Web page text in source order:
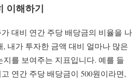
이해하기
대비 연간 주당 배당금의 비율을 나
내가 투자한 금액 대비 얼마나 많은
지를 보여주는 지표입니다. 예를 들
연간 주당 배당금이 500원이라면,